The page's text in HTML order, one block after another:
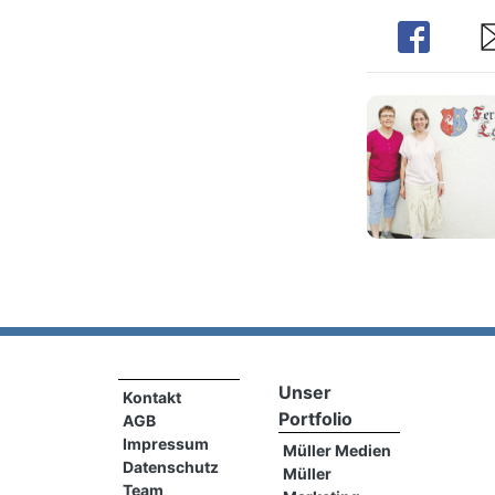
Share
Kontakt
AGB
Impressum
Datenschutz
Team
Unser
Portfolio
Müller Medien
Müller